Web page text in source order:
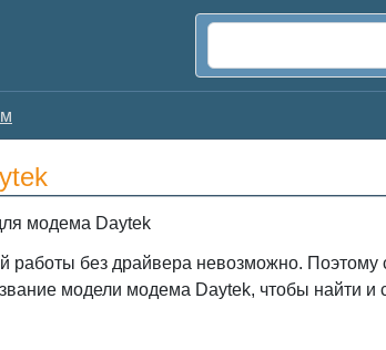
модема Daytek
работы без драйвера невозможно. Поэтому
модели модема Daytek, чтобы найти и